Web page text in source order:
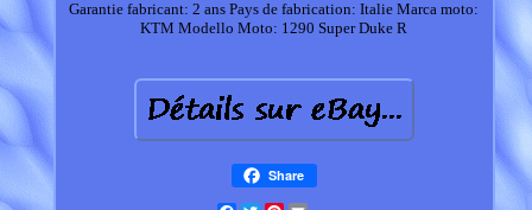
Garantie fabricant: 2 ans Pays de fabrication: Italie Marca moto:
KTM Modello Moto: 1290 Super Duke R
Share